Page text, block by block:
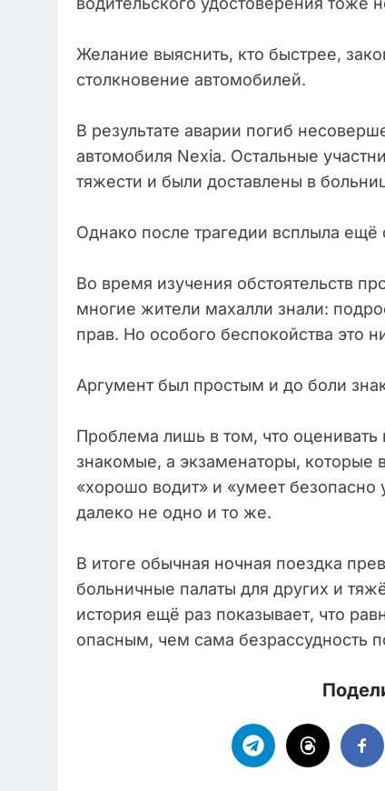
Желание выяснить, кто быстрее,
столкновение автомобилей.
В результате аварии погиб
автомобиля Nexia. Остальные
тяжести и были доставлены в
Однако после трагедии всплыла ещё
Во время изучения обстоятельств
многие жители махалли знали:
прав. Но особого беспокойства это
Аргумент был простым и до боли
Проблема лишь в том, что
знакомые, а экзаменаторы, которые
«хорошо водит» и «умеет безопасно
далеко не одно и то же.
В итоге обычная ночная поездка
больничные палаты для других и
история ещё раз показывает, что
опасным, чем сама безрассудность